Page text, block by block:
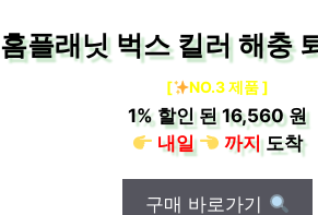
홈플래닛 벅스 킬러 해충
[ NO.3 제품 ]
1%할인 된16,560 원
내일
까지도착
구매 바로가기